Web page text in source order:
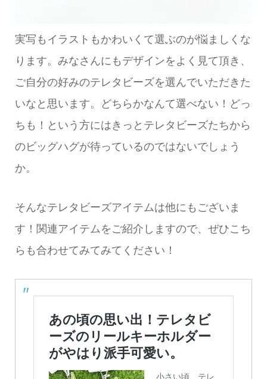
実写もイラストもかわいくて選ぶのが悩ましくな
ります。みなさんにもデザインをよく見て頂き、
ご自分の好みのテレタビーズを選んでいただきた
いなと思います。どちらかなんて選べない！どっ
ちも！という方にはきっとテレタビーズたちから
のビッグハグが待っているのではないでしょう
か。
そんなテレタビーズアイテムは他にもございま
す！関連アイテムをご紹介しますので、ぜひこち
らも合わせてみてみてください！